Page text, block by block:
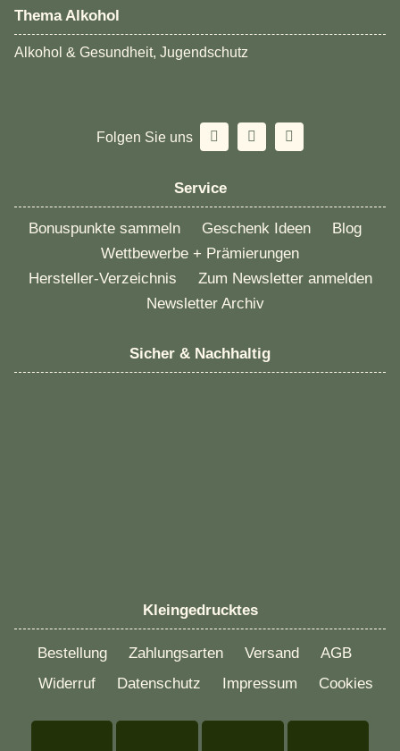
Thema Alkohol
Alkohol & Gesundheit, Jugendschutz
Folgen Sie uns
Service
Bonuspunkte sammeln Geschenk Ideen
Blog
Wettbewerbe + Prämierungen
Hersteller-Verzeichnis
Zum Newsletter anmelden
Newsletter Archiv
Sicher & Nachhaltig
Kleingedrucktes
Bestellung Zahlungsarten Versand
AGB
Widerruf
Datenschutz Impressum Cookies